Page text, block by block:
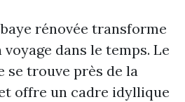
rénovée transforme
dans le temps. Le
se trouve près de la
offre un cadre idyllique